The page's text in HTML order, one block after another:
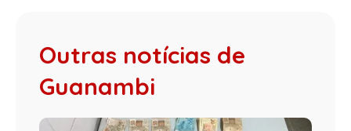
Outras notícias de
Guanambi